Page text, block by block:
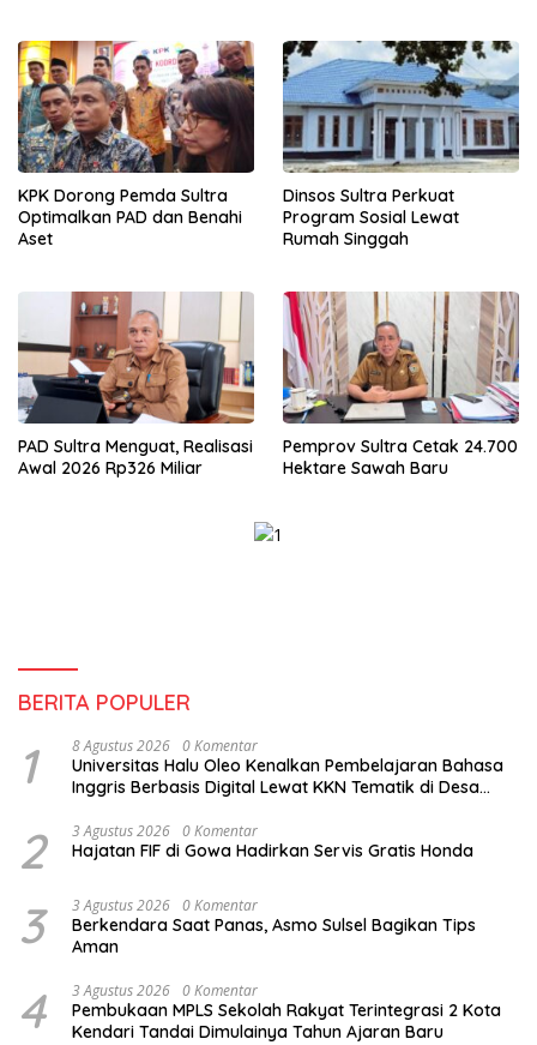
KPK Dorong Pemda Sultra
Optimalkan PAD dan Benahi
Aset
Dinsos Sultra Perkuat
Program Sosial Lewat
Rumah Singgah
PAD Sultra Menguat, Realisasi
Awal 2026 Rp326 Miliar
Pemprov Sultra Cetak 24.700
Hektare Sawah Baru
BERITA POPULER
1 8 Agustus 2026 0 Komentar
Universitas Halu Oleo Kenalkan Pembelajaran Bahasa
Inggris Berbasis Digital Lewat KKN Tematik di Desa
2 3 Agustus 2026 0 Komentar
Hajatan FIF di Gowa Hadirkan Servis Gratis Honda
3 3 Agustus 2026 0 Komentar
Berkendara Saat Panas, Asmo Sulsel Bagikan Tips
Aman
4 3 Agustus 2026 0 Komentar
Pembukaan MPLS Sekolah Rakyat Terintegrasi 2 Kota
Kendari Tandai Dimulainya Tahun Ajaran Baru